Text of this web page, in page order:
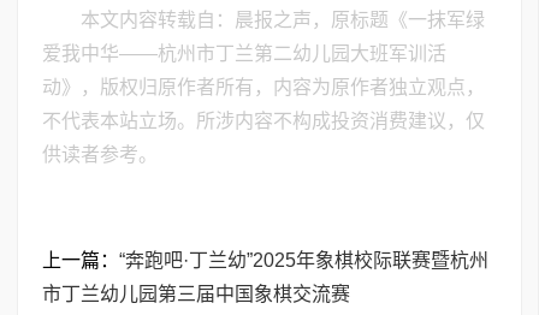
本文内容转载自：晨报之声，原标题《一抹军绿
爱我中华——杭州市丁兰第二幼儿园大班军训活
动》，版权归原作者所有，内容为原作者独立观点，
不代表本站立场。所涉内容不构成投资消费建议，仅
供读者参考。
上一篇： ​“奔跑吧·丁兰幼”2025年象棋校际联赛暨杭州
市丁兰幼儿园第三届中国象棋交流赛